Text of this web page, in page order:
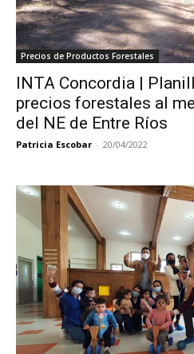
Precios de Productos Forestales
INTA Concordia |
precios forestales al
del NE de Entre Ríos
Patricia Escobar - 20/04/2022